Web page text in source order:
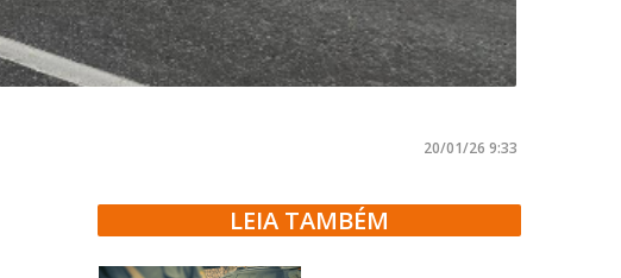
20/01/26 9:33
LEIA TAMBÉM